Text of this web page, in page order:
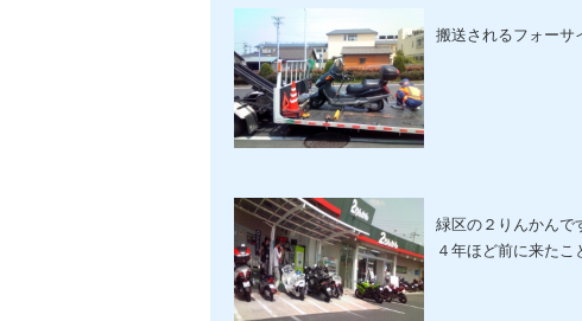
搬送されるフォーサ
緑区の２りんかんで
４年ほど前に来たこ